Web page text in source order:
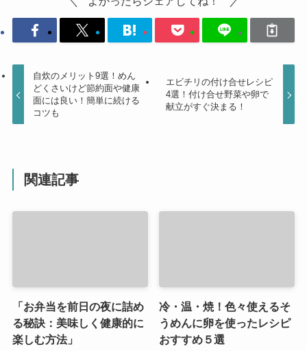
自炊のメリット9選！めん
どくさいけど節約面や健康
面には良い！簡単に続ける
コツも
エビチリの付け合せレシピ
4選！付け合せ野菜や卵で
献立がすぐ決まる！
関連記事
「お弁当を前日の夜に詰め
る秘訣：美味しく健康的に
楽しむ方法」
冷・温・焼！色々使えるそ
うめんに卵を使ったレシピ
おすすめ５選